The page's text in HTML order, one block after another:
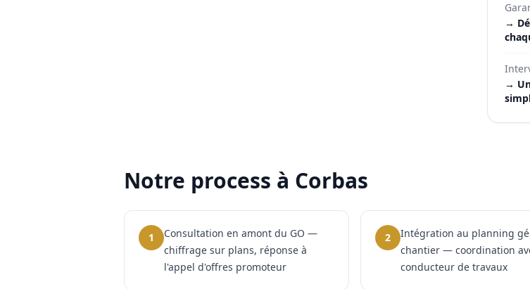
→
→
Notre process à Corbas
1
Consultation en amont du GO —
chiffrage sur plans, réponse à
l'appel d'offres promoteur
2
Intégration au planning
chantier — coordination
conducteur de travaux